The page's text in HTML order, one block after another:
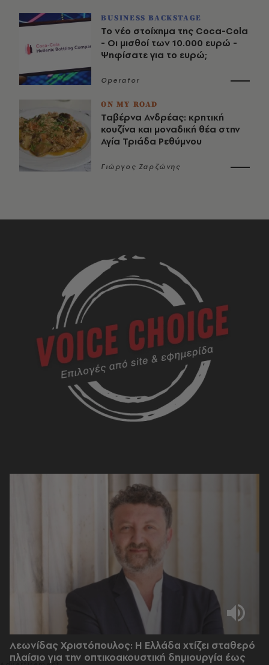
BUSINESS BACKSTAGE
Το νέο στοίχημα της Coca-Cola
- Οι μισθοί των 10.000 ευρώ -
Ψηφίσατε για το ευρώ;
Operator
ON MY ROAD
Ταβέρνα Ανδρέας: κρητική
κουζίνα και μοναδική θέα στην
Αγία Τριάδα Ρεθύμνου
Γιώργος Ζαρζώνης
Λεωνίδας Χριστόπουλος: Η Ελλάδα χτίζει σταθερό
πλαίσιο για την οπτικοακουστική δημιουργία έως